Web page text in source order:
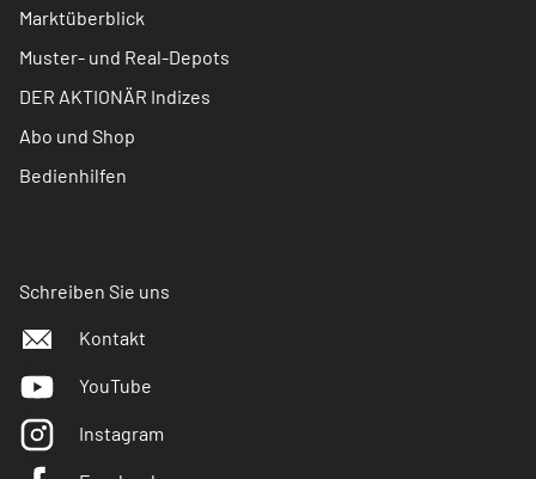
Marktüberblick
Muster- und Real-Depots
DER AKTIONÄR Indizes
Abo und Shop
Bedienhilfen
Schreiben Sie uns
Kontakt
YouTube
Instagram